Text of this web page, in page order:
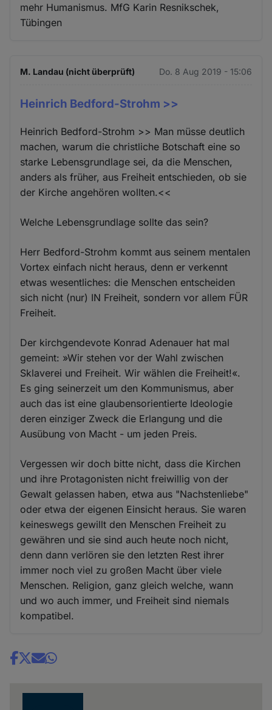
mehr Humanismus. MfG Karin Resnikschek,
Tübingen
M. Landau (nicht überprüft) Do. 8 Aug 2019 - 15:06
Heinrich Bedford-Strohm >>
Heinrich Bedford-Strohm >> Man müsse deutlich
machen, warum die christliche Botschaft eine so
starke Lebensgrundlage sei, da die Menschen,
anders als früher, aus Freiheit entschieden, ob sie
der Kirche angehören wollten.<<
Welche Lebensgrundlage sollte das sein?
Herr Bedford-Strohm kommt aus seinem mentalen
Vortex einfach nicht heraus, denn er verkennt
etwas wesentliches: die Menschen entscheiden
sich nicht (nur) IN Freiheit, sondern vor allem FÜR
Freiheit.
Der kirchgendevote Konrad Adenauer hat mal
gemeint: »Wir stehen vor der Wahl zwischen
Sklaverei und Freiheit. Wir wählen die Freiheit!«.
Es ging seinerzeit um den Kommunismus, aber
auch das ist eine glaubensorientierte Ideologie
deren einziger Zweck die Erlangung und die
Ausübung von Macht - um jeden Preis.
Vergessen wir doch bitte nicht, dass die Kirchen
und ihre Protagonisten nicht freiwillig von der
Gewalt gelassen haben, etwa aus "Nachstenliebe"
oder etwa der eigenen Einsicht heraus. Sie waren
keineswegs gewillt den Menschen Freiheit zu
gewähren und sie sind auch heute noch nicht,
denn dann verlören sie den letzten Rest ihrer
immer noch viel zu großen Macht über viele
Menschen. Religion, ganz gleich welche, wann
und wo auch immer, und Freiheit sind niemals
kompatibel.
Share